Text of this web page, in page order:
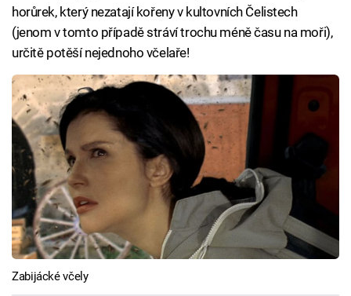
horůrek, který nezatají kořeny v kultovních Čelistech
(jenom v tomto případě stráví trochu méně času na moři),
určitě potěší nejednoho včelaře!
Zabijácké včely